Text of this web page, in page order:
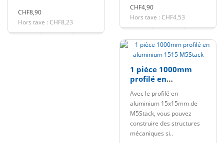
CHF8,90
Hors taxe : CHF8,23
CHF4,90
Hors taxe : CHF4,53
1 pièce 1000mm
profilé en
M5Stack
Avec le profilé en
aluminium 15x15mm de
M5Stack, vous pouvez
construire des structures
mécaniques si..